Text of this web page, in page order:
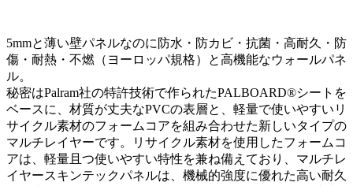
5mmと薄い壁パネルなのに防水・防カビ・抗菌・高耐久・防
傷・耐熱・不燃（ヨーロッパ規格）と高機能なウォールパネ
ル。
秘密はPalram社の特許技術で作られたPALBOARD®シートを
ベースに、材質が丈夫なPVCの表層と、軽量で使いやすいリ
サイクル素材のフォームコアを組み合わせた新しいタイプの
マルチレイヤーです。リサイクル素材を使用したフォームコ
アは、軽量且つ使いやすい特性を兼ね備えており、マルチレ
イヤースキンテックパネルは、機械的強度に優れた高い耐久